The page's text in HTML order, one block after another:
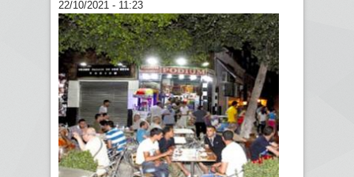
22/10/2021 - 11:23